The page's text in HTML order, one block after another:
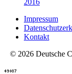
2016
Impressum
Kontakt
© 2026 Deutsche